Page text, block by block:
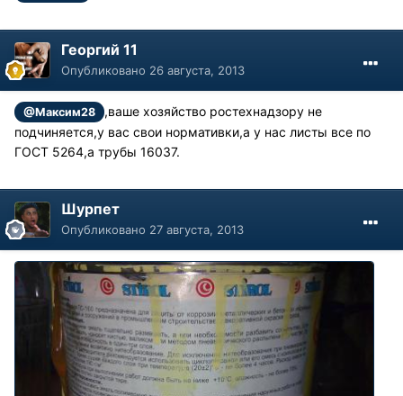
Георгий 11
Опубликовано 26 августа, 2013
@Максим28
,ваше хозяйство ростехнадзору не
подчиняется,у вас свои нормативки,а у нас листы все по
ГОСТ 5264,а трубы 16037.
Шурпет
Опубликовано 27 августа, 2013